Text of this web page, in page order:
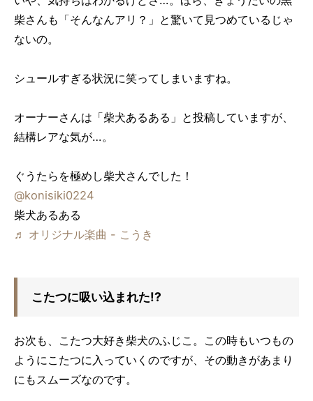
柴さんも「そんなんアリ？」と驚いて見つめているじゃ
ないの。
シュールすぎる状況に笑ってしまいますね。
オーナーさんは「柴犬あるある」と投稿していますが、
結構レアな気が…。
ぐうたらを極めし柴犬さんでした！
@konisiki0224
柴犬あるある
♬ オリジナル楽曲 - こうき
こたつに吸い込まれた!?
お次も、こたつ大好き柴犬のふじこ。この時もいつもの
ようにこたつに入っていくのですが、その動きがあまり
にもスムーズなのです。